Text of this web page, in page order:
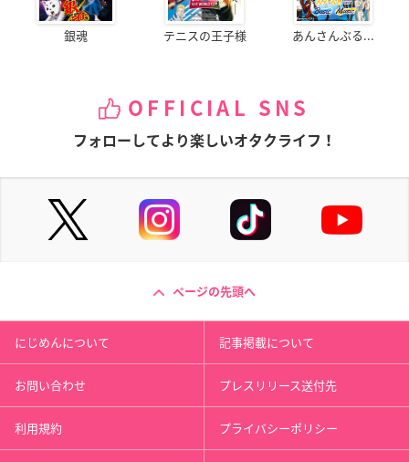
銀魂 テニスの王子様 あんさんぶる...
OFFICIAL SNS
フォローしてより楽しいオタクライフ！
ページの先頭へ
にじめんについて 記事掲載について
お問い合わせ プレスリリース送付先
利用規約 プライバシーポリシー